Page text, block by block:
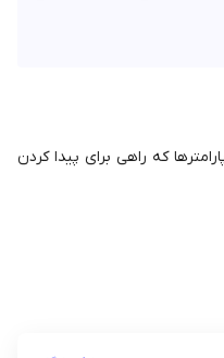
که راهی برای پیدا کردن